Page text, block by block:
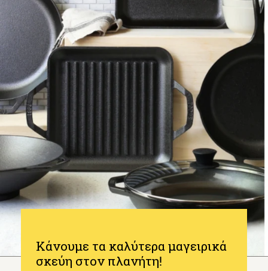
Κάνουμε τα καλύτερα μαγειρικά
σκεύη στον πλανήτη!